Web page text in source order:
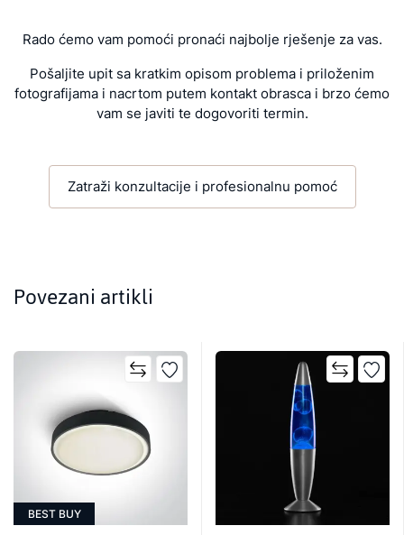
Rado ćemo vam pomoći pronaći najbolje rješenje za vas.
Pošaljite upit sa kratkim opisom problema i priloženim
fotografijama i nacrtom putem kontakt obrasca i brzo ćemo
vam se javiti te dogovoriti termin.
Zatraži konzultacije i profesionalnu pomoć
Povezani artikli
BEST BUY